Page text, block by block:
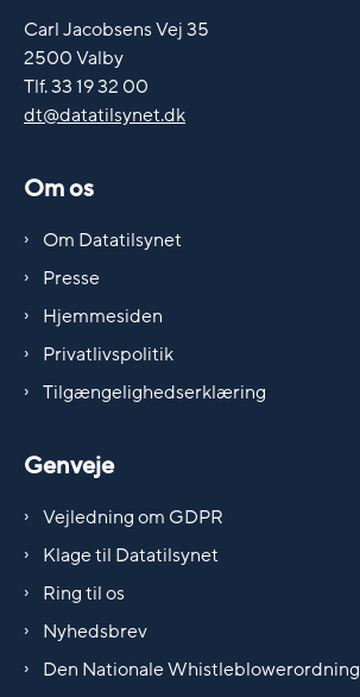
Carl Jacobsens Vej 35
2500 Valby
Tlf. 33 19 32 00
dt@datatilsynet.dk
Om os
Om Datatilsynet
Presse
Hjemmesiden
Privatlivspolitik
Tilgængelighedserklæring
Genveje
Vejledning om GDPR
Klage til Datatilsynet
Ring til os
Nyhedsbrev
Den Nationale Whistleblowerordning